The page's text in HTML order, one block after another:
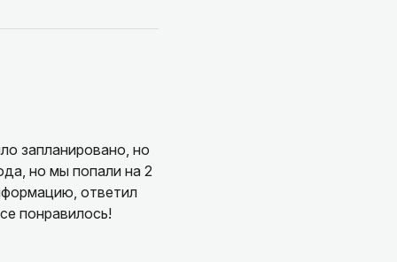
запланировано, но
но мы попали на 2
ответил
понравилось!